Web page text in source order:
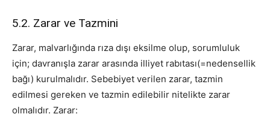
5.2. Zarar ve Tazmini
Zarar, malvarlığında rıza dışı eksilme olup, sorumluluk
için; davranışla zarar arasında illiyet rabıtası(=nedensellik
bağı) kurulmalıdır. Sebebiyet verilen zarar, tazmin
edilmesi gereken ve tazmin edilebilir nitelikte zarar
olmalıdır. Zarar: